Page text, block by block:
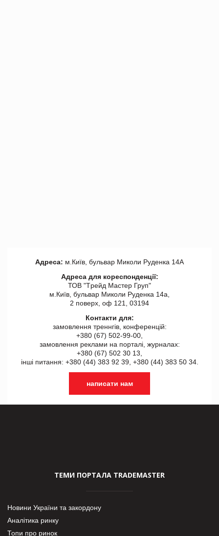
Адреса: м.Київ, бульвар Миколи Руденка 14А
Адреса для кореспонденції:
ТОВ "Tрейд Мастер Груп"
м.Київ, бульвар Миколи Руденка 14а,
2 поверх, оф 121, 03194
Контакти для:
замовлення треннгів, конференцій:
+380 (67) 502-99-00,
замовлення реклами на порталі, журналах:
+380 (67) 502 30 13,
інші питання: +380 (44) 383 92 39, +380 (44) 383 50 34.
написати нам
ТЕМИ ПОРТАЛА TRADEMASTER
Новини України та закордону
Аналітика ринку
Топи про ринок